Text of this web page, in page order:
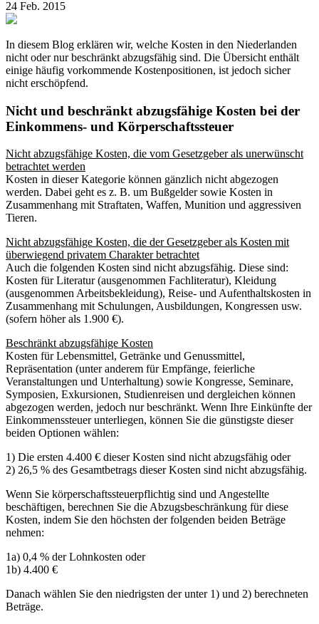
24 Feb. 2015
In diesem Blog erklären wir, welche Kosten in den Niederlanden
nicht oder nur beschränkt abzugsfähig sind. Die Übersicht enthält
einige häufig vorkommende Kostenpositionen, ist jedoch sicher
nicht erschöpfend.
Nicht und beschränkt abzugsfähige Kosten bei der
Einkommens- und Körperschaftssteuer
Nicht abzugsfähige Kosten, die vom Gesetzgeber als unerwünscht
betrachtet werden
Kosten in dieser Kategorie können gänzlich nicht abgezogen
werden. Dabei geht es z. B. um Bußgelder sowie Kosten in
Zusammenhang mit Straftaten, Waffen, Munition und aggressiven
Tieren.
Nicht abzugsfähige Kosten, die der Gesetzgeber als Kosten mit
überwiegend privatem Charakter betrachtet
Auch die folgenden Kosten sind nicht abzugsfähig. Diese sind:
Kosten für Literatur (ausgenommen Fachliteratur), Kleidung
(ausgenommen Arbeitsbekleidung), Reise- und Aufenthaltskosten in
Zusammenhang mit Schulungen, Ausbildungen, Kongressen usw.
(sofern höher als 1.900 €).
Beschränkt abzugsfähige Kosten
Kosten für Lebensmittel, Getränke und Genussmittel,
Repräsentation (unter anderem für Empfänge, feierliche
Veranstaltungen und Unterhaltung) sowie Kongresse, Seminare,
Symposien, Exkursionen, Studienreisen und dergleichen können
abgezogen werden, jedoch nur beschränkt. Wenn Ihre Einkünfte der
Einkommenssteuer unterliegen, können Sie die günstigste dieser
beiden Optionen wählen:
1) Die ersten 4.400 € dieser Kosten sind nicht abzugsfähig oder
2) 26,5 % des Gesamtbetrags dieser Kosten sind nicht abzugsfähig.
Wenn Sie körperschaftssteuerpflichtig sind und Angestellte
beschäftigen, berechnen Sie die Abzugsbeschränkung für diese
Kosten, indem Sie den höchsten der folgenden beiden Beträge
nehmen:
1a) 0,4 % der Lohnkosten oder
1b) 4.400 €
Danach wählen Sie den niedrigsten der unter 1) und 2) berechneten
Beträge.